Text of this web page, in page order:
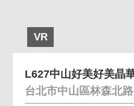
VR
台北市中山區林森北路